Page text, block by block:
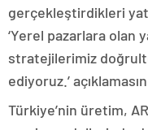
gerçekleştirdikleri
‘Yerel pazarlara olan
stratejilerimiz
ediyoruz.’
Türkiye’nin üretim,